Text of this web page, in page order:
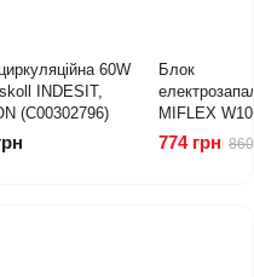
60W
INDESIT,
(C00302796)
Блок
MIFLEX
HANSA
774 грн